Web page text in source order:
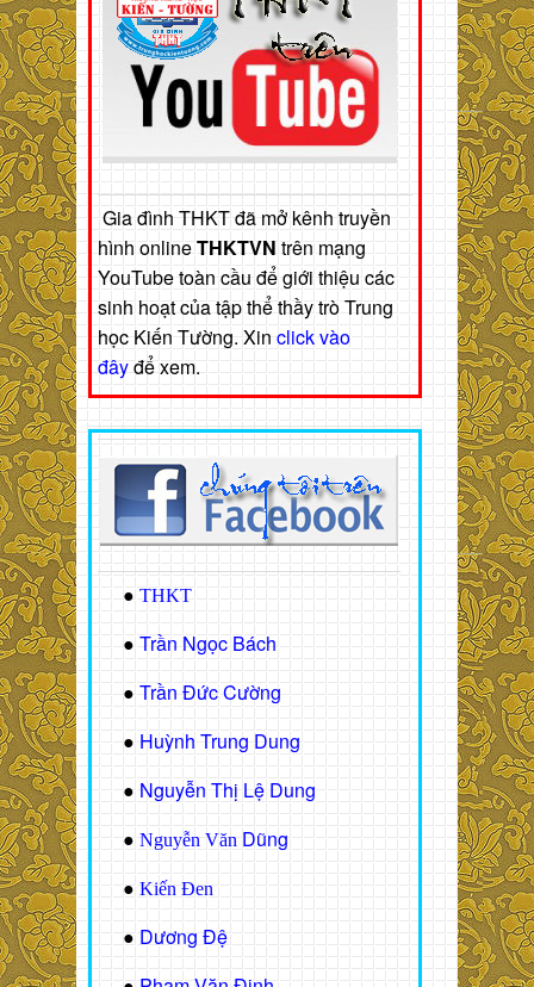
Gia đình THKT đã mở kênh truyền
hình onlineTHKTVN trên mạng
YouTube toàn cầu để giới thiệu các
sinh hoạt của tập thể thầy trò Trung
học Kiến Tường. Xin click vào
đâyđể xem.
● THKT
● Trần Ngọc Bách
● Trần Đức Cường
● Huỳnh Trung Dung
● Nguyễn Thị Lệ Dung
● Nguyễn Văn Dũng
● Kiến Đen
● Dương Đệ